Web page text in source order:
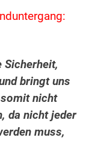
Sicherheit,
bringt uns
nicht
da nicht jeder
muss,